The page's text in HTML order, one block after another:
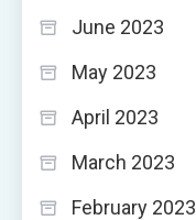
June 2023
May 2023
April 2023
March 2023
February 2023